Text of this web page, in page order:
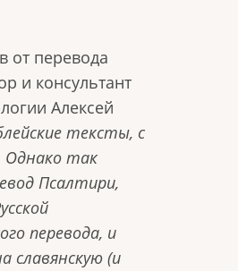
от перевода
и консультант
Алексей
тексты, с
Однако так
Псалтири,
перевода, и
славянскую (и